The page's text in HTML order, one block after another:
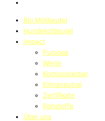
Bio Müllbeutel
Hundekotbeutel
Impact
Purpose
Werte
Kompostierbar
Klimaneutral
Zertifikate
Rohstoffe
Über uns